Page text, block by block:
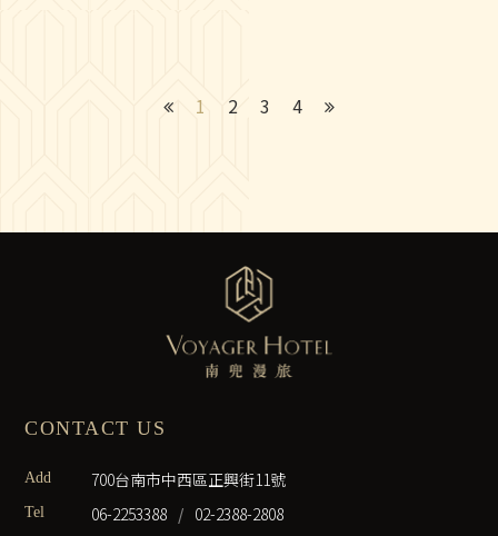
1 2 3 4
CONTACT US
Add 700台南市中西區正興街11號
Tel 06-2253388 / 02-2388-2808